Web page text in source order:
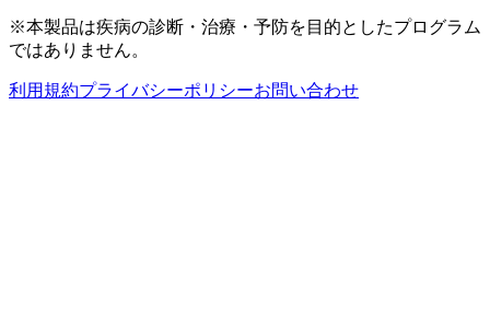
※本製品は疾病の診断・治療・予防を目的としたプログラム
ではありません。
利用規約プライバシーポリシーお問い合わせ